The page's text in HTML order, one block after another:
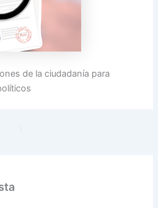
de la ciudadanía para